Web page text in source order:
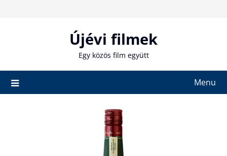
Újévi filmek
Egy közös film együtt
Menu